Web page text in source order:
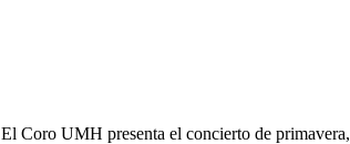
El Coro UMH presenta el concierto de